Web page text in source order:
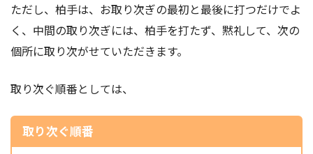
ただし、柏手は、お取り次ぎの最初と最後に打つだけでよ
く、中間の取り次ぎには、柏手を打たず、黙礼して、次の
個所に取り次がせていただきます。
取り次ぐ順番としては、
取り次ぐ順番